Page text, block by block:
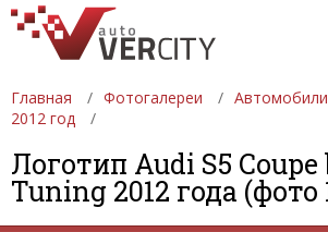
Главная Фотогалереи Автомобили
2012 год
Логотип Audi S5
Tuning 2012 года (фото
ФОТОГАЛЕРЕИ
АВТОСАЛОНЫ
ФОРМУЛА-1